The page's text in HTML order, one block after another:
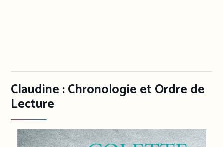
Claudine : Chronologie et Ordre de
Lecture